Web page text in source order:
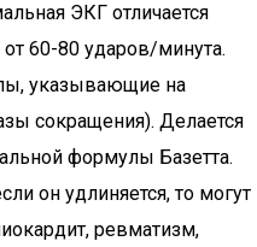
ЭКГ отличается
60-80 ударов/минута.
указывающие на
сокращения). Делается
формулы Базетта.
он удлиняется, то могут
ревматизм,